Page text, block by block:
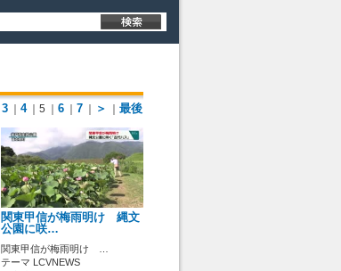
3 4 ｜5 6 7 ＞ 最後
関東甲信が梅雨明け 縄文
公園に咲…
関東甲信が梅雨明け …
テーマ LCVNEWS